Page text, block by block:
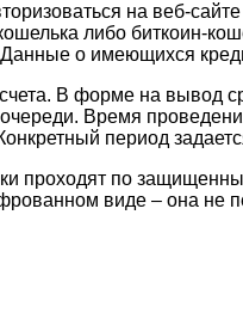
на веб-
либо биткоин-
о имеющихся
В форме на вывод
Время
период
проходят по
виде – она не